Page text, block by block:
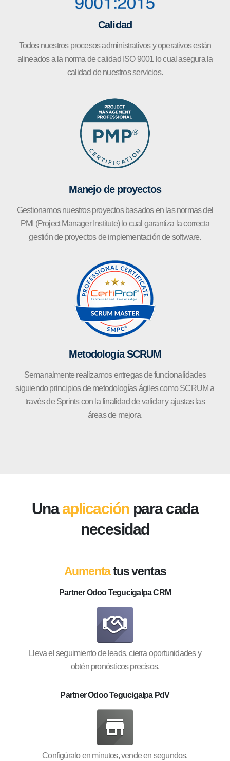
Calidad
Todos nuestros procesos administrativos y operativos están
alineados a la norma de calidad ISO 9001 lo cual asegura la
calidad de nuestros servicios.
Manejo de proyectos
Gestionamos nuestros proyectos basados en las normas del
PMI (Project Manager Institute) lo cual garantiza la correcta
gestión de proyectos de implementación de software.
Metodología SCRUM
Semanalmente realizamos entregas de funcionalidades
siguiendo principios de metodologías ágiles como SCRUM a
través de Sprints con la finalidad de validar y ajustas las
áreas de mejora.
Unaaplicación para cada
necesidad
Aumentatus ventas
Partner Odoo Tegucigalpa CRM
Lleva el seguimiento de leads, cierra oportunidades y
obtén pronósticos precisos.
Partner Odoo Tegucigalpa PdV
Configúralo en minutos, vende en segundos.